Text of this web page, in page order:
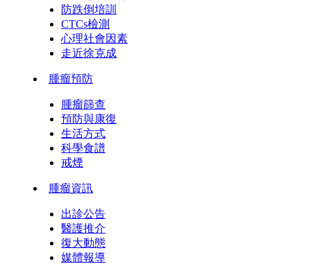
防跌倒培訓
CTCs檢測
心理社會因素
走近徐克成
腫瘤預防
腫瘤篩查
預防與康復
生活方式
科學食譜
戒煙
腫瘤資訊
出診公告
醫護推介
復大動態
媒體報導